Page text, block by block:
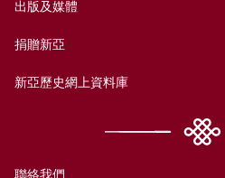
出版及媒體
捐贈新亞
新亞歷史網上資料庫
聯絡我們